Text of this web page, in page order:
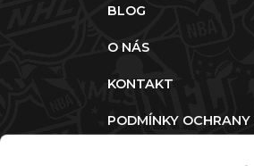
BLOG
O NÁS
KONTAKT
PODMÍNKY